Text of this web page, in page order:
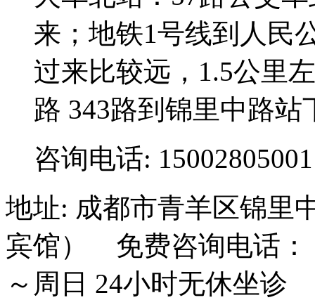
来；地铁1号线到人民
过来比较远，1.5公里
路 343路到锦里中路站
咨询电话: 15002805001
地址: 成都市青羊区锦里
宾馆） 免费咨询电话：
～周日 24小时无休坐诊